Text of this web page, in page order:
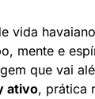
vida
mente e
que vai
ativo, prática